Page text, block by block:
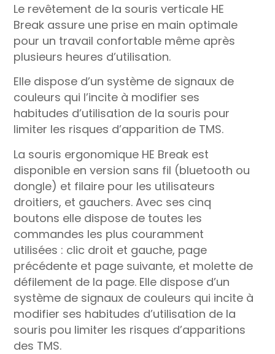
Le revêtement de la souris verticale HE
Break assure une prise en main optimale
pour un travail confortable même après
plusieurs heures d’utilisation.
Elle dispose d’un système de signaux de
couleurs qui l’incite à modifier ses
habitudes d’utilisation de la souris pour
limiter les risques d’apparition de TMS.
La souris ergonomique HE Break est
disponible en version sans fil (bluetooth ou
dongle) et filaire pour les utilisateurs
droitiers, et gauchers. Avec ses cinq
boutons elle dispose de toutes les
commandes les plus couramment
utilisées : clic droit et gauche, page
précédente et page suivante, et molette de
défilement de la page. Elle dispose d’un
système de signaux de couleurs qui incite à
modifier ses habitudes d’utilisation de la
souris pou limiter les risques d’apparitions
des TMS.